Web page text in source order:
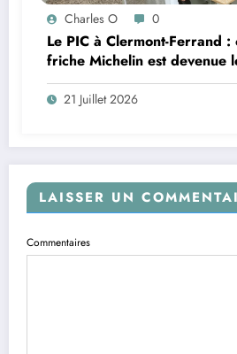
Charles O 0
Le PIC à Clermont-Ferrand :
friche Michelin est devenue
coworking de France ?
21 Juillet 2026
LAISSER UN
Commentaires